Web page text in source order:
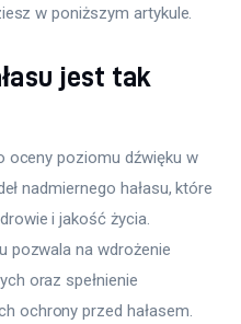
w poniższym artykule.
jest tak
oceny poziomu dźwięku w
nadmiernego hałasu, które
i jakość życia.
pozwala na wdrożenie
oraz spełnienie
ochrony przed hałasem.